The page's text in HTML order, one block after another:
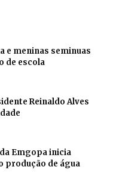
e meninas seminuas
de escola
Reinaldo Alves
Emgopa inicia
produção de água